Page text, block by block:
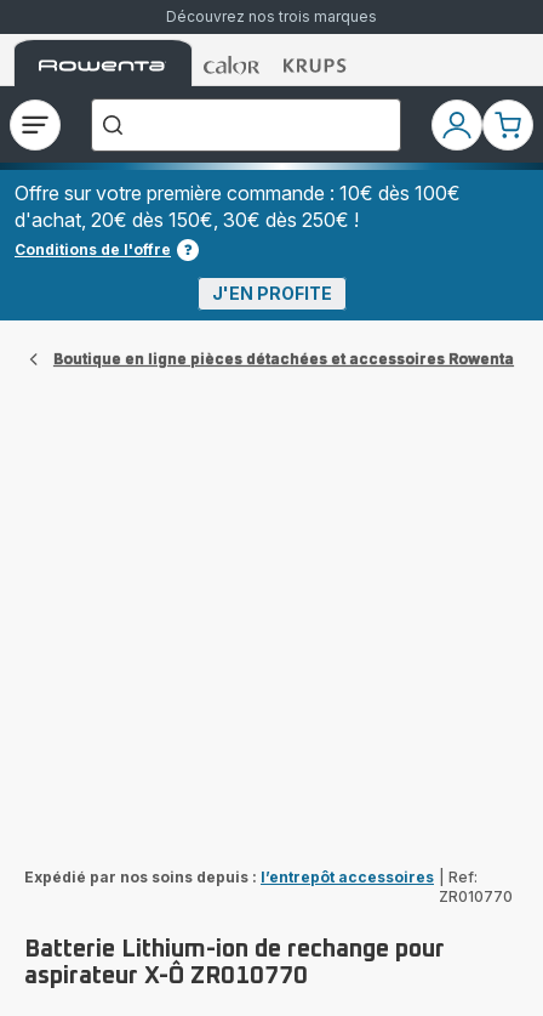
Découvrez nos trois marques
Accueil
Rowenta
Accueil
Rowenta
Accueil
Rowenta
Ouvrir
le
menu
recherchez-
vous
?","Aspirateurs
à
Grains","Centrales
Vapeurs","Sèche
Cheveux"]
Mon
compte
Mon
Offre sur votre première commande : 10€ dès 100€
d'achat, 20€ dès 150€, 30€ dès 250€ !
Conditions de l'offre
J'EN PROFITE
Boutique en ligne pièces détachées et accessoires Rowenta
Expédié par nos soins depuis : l’entrepôt accessoires
Ref:
ZR010770
Batterie Lithium-ion de rechange pour
aspirateur X-Ô ZR010770